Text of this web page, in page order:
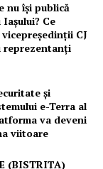
nu își publică
Ce
CJ
reprezentanți
și
e-Terra al
va deveni
viitoare
(BISTRIȚA)